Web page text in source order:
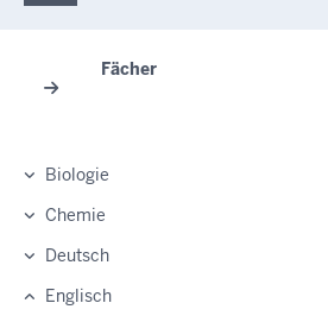
Fächer
Biologie
Chemie
Deutsch
Englisch